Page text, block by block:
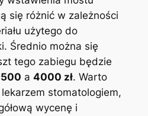
się ​różnić w zależności
użytego do
Średnio można się⁤
tego zabiegu będzie
a 4000 zł. ⁢Warto
⁤stomatologiem,
‍wycenę i